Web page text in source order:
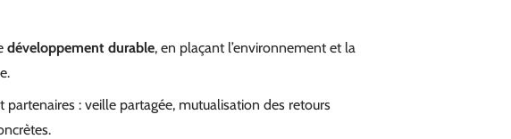
développement durable, en plaçant l’environnement et la
partenaires : veille partagée, mutualisation des retours